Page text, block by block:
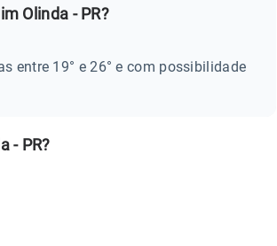
Olinda - PR?
entre 19° e 26° e com possibilidade
- PR?